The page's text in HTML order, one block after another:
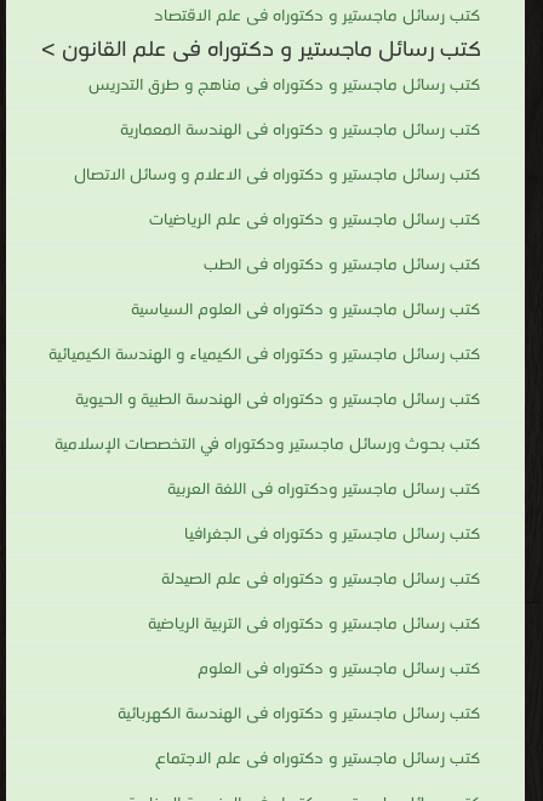
كتب رسائل ماجستير و دكتوراه فى علم الاقتصاد
كتب رسائل ماجستير و دكتوراه فى علم القانون >
كتب رسائل ماجستير و دكتوراه فى مناهج و طرق التدريس
كتب رسائل ماجستير و دكتوراه فى الهندسة المعمارية
كتب رسائل ماجستير و دكتوراه فى الاعلام و وسائل الاتصال
كتب رسائل ماجستير و دكتوراه فى علم الرياضيات
كتب رسائل ماجستير و دكتوراه فى الطب
كتب رسائل ماجستير و دكتوراه فى العلوم السياسية
كتب رسائل ماجستير و دكتوراه فى الكيمياء و الهندسة الكيميائية
كتب رسائل ماجستير و دكتوراه فى الهندسة الطبية و الحيوية
كتب بحوث ورسائل ماجستير ودكتوراه في التخصصات الإسلامية
كتب رسائل ماجستير ودكتوراه فى اللغة العربية
كتب رسائل ماجستير و دكتوراه فى الجغرافيا
كتب رسائل ماجستير و دكتوراه فى علم الصيدلة
كتب رسائل ماجستير و دكتوراه فى التربية الرياضية
كتب رسائل ماجستير و دكتوراه فى العلوم
كتب رسائل ماجستير و دكتوراه فى الهندسة الكهربائية
كتب رسائل ماجستير و دكتوراه فى علم الاجتماع